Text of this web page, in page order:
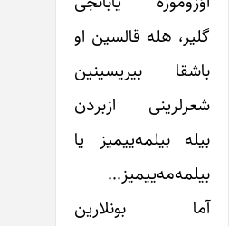
گلیر، هله قالسین او
باشقا بیریسینین
شعرلرینی ازبردن
بیله بیلمه‌ییمیز یا
بیلمه‌مه‌ییمیز…
آما بونلارین